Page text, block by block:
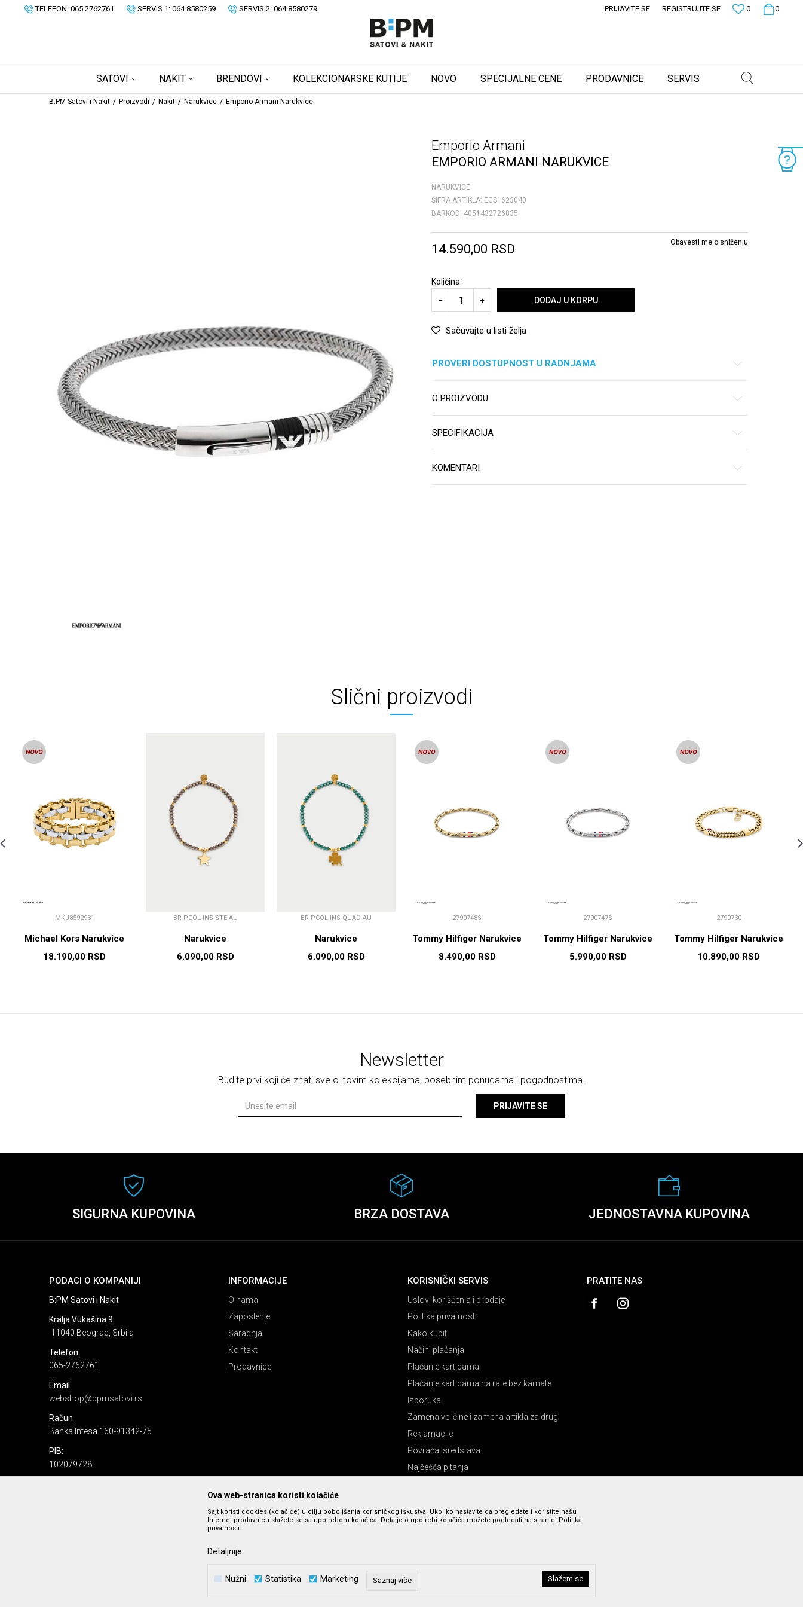
TELEFON: 065 2762761 SERVIS 1: 064 8580259 SERVIS 2: 064 8580279 0
0
PRIJAVITE SE REGISTRUJTE SE
SATOVI NAKIT BRENDOVI KOLEKCIONARSKE KUTIJE NOVO SPECIJALNE CENE PRODAVNICE SERVIS
B:PM Satovi i Nakit Proizvodi Nakit Narukvice Emporio Armani Narukvice
Emporio Armani
EMPORIO ARMANI NARUKVICE
NARUKVICE
ŠIFRA ARTIKLA: EGS1623040
BARKOD: 4051432726835
14.590,00 RSD Obavesti me o sniženju
Količina:
DODAJ U KORPU
Sačuvajte u listi želja
PROVERI DOSTUPNOST U RADNJAMA
O PROIZVODU
SPECIFIKACIJA
KOMENTARI
Slični proizvodi
MKJ8592931
Michael Kors Narukvice
18.190,00 RSD
BR-PCOL INS STE AU
Narukvice
6.090,00 RSD
BR-PCOL INS QUAD AU
Narukvice
6.090,00 RSD
2790748S
Tommy Hilfiger Narukvice
8.490,00 RSD
2790747S
Tommy Hilfiger Narukvice
5.990,00 RSD
2790730
Tommy Hilfiger Narukvice
10.890,00 RSD
Newsletter
Budite prvi koji će znati sve o novim kolekcijama, posebnim ponudama i pogodnostima.
PRIJAVITE SE
SIGURNA KUPOVINA BRZA DOSTAVA JEDNOSTAVNA KUPOVINA
PODACI O KOMPANIJI
B:PM Satovi i Nakit
Kralja Vukašina 9
11040 Beograd, Srbija
Telefon:
065-2762761
Email:
webshop@bpmsatovi.rs
Račun
Banka Intesa 160-91342-75
PIB:
102079728
INFORMACIJE
O nama
Zaposlenje
Saradnja
Kontakt
Prodavnice
KORISNIČKI SERVIS
Uslovi korišćenja i prodaje
Politika privatnosti
Kako kupiti
Načini plaćanja
Plaćanje karticama
Plaćanje karticama na rate bez kamate
Isporuka
Zamena veličine i zamena artikla za drugi
Reklamacije
Povraćaj sredstava
Najčešća pitanja
PRATITE NAS
Nastojimo da budemo što precizniji u opisu proizvoda, prikazu slika i cena, ali ne možemo da garantujemo da su sve informacije kompletne i bez grešaka. Svi prikazani artikli su deo naše ponude i ne
Ova web-stranica koristi kolačiće
Sajt koristi cookies (kolačiće) u cilju poboljšanja korisničkog iskustva. Ukoliko nastavite da pregledate i koristite našu
Internet prodavnicu slažete se sa upotrebom kolačića. Detalje o upotrebi kolačića možete pogledati na stranici Politika
privatnosti.
Detaljnije
Nužni Statistika Marketing Saznaj više Slažem se